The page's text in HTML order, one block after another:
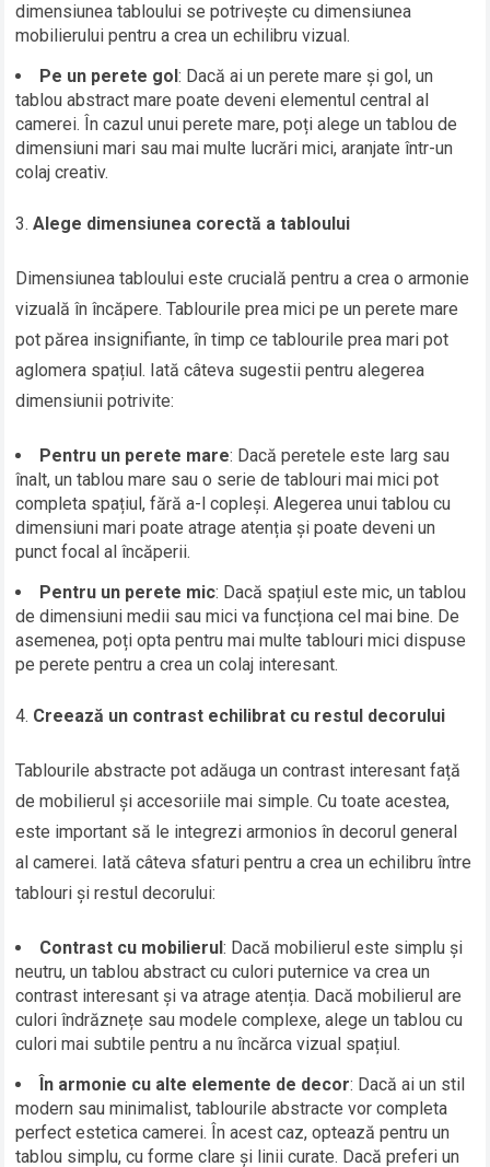
dimensiunea tabloului se potrivește cu dimensiunea
mobilierului pentru a crea un echilibru vizual.
Pe un perete gol: Dacă ai un perete mare și gol, un
tablou abstract mare poate deveni elementul central al
camerei. În cazul unui perete mare, poți alege un tablou de
dimensiuni mari sau mai multe lucrări mici, aranjate într-un
colaj creativ.
Alege dimensiunea corectă a tabloului
Dimensiunea tabloului este crucială pentru a crea o armonie
vizuală în încăpere. Tablourile prea mici pe un perete mare
pot părea insignifiante, în timp ce tablourile prea mari pot
aglomera spațiul. Iată câteva sugestii pentru alegerea
dimensiunii potrivite:
Pentru un perete mare: Dacă peretele este larg sau
înalt, un tablou mare sau o serie de tablouri mai mici pot
completa spațiul, fără a-l copleși. Alegerea unui tablou cu
dimensiuni mari poate atrage atenția și poate deveni un
punct focal al încăperii.
Pentru un perete mic: Dacă spațiul este mic, un tablou
de dimensiuni medii sau mici va funcționa cel mai bine. De
asemenea, poți opta pentru mai multe tablouri mici dispuse
pe perete pentru a crea un colaj interesant.
Creează un contrast echilibrat cu restul decorului
Tablourile abstracte pot adăuga un contrast interesant față
de mobilierul și accesoriile mai simple. Cu toate acestea,
este important să le integrezi armonios în decorul general
al camerei. Iată câteva sfaturi pentru a crea un echilibru între
tablouri și restul decorului:
Contrast cu mobilierul: Dacă mobilierul este simplu și
neutru, un tablou abstract cu culori puternice va crea un
contrast interesant și va atrage atenția. Dacă mobilierul are
culori îndrăznețe sau modele complexe, alege un tablou cu
culori mai subtile pentru a nu încărca vizual spațiul.
În armonie cu alte elemente de decor: Dacă ai un stil
modern sau minimalist, tablourile abstracte vor completa
perfect estetica camerei. În acest caz, optează pentru un
tablou simplu, cu forme clare și linii curate. Dacă preferi un